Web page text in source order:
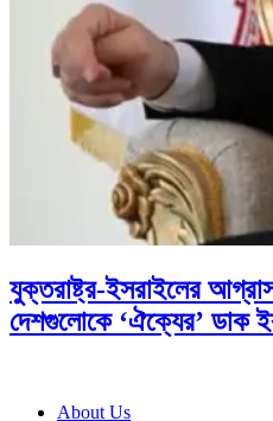
যুক্তরাষ্ট্র-ইসরাইলের
দেশগুলোকে ‘ঐক্যের’ ডাক
About Us